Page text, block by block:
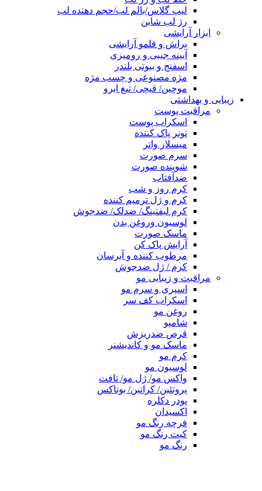
لیپ گلاس/بالم لب/حجم دهنده لب
رژ لب شاین
ابزار آرایشی
براش و قلمو آرایشی
آیینه جیبی و رومیزی
اسفنج و بیوتی بلندر
مژه مصنوعی و چسب مژه
موچین/ قیچی/ تیغ ابرو
زیبایی و بهداشتی
مراقبت پوست
اسکراب پوست
تونر پاک کننده
میسلار واتر
سرم صورت
شوینده صورت
ضدآفتاب
کرم روز و شب
کرم و ژل ترمیم کننده
کرم لیفتینگ/ ضدلک/ ضدجوش
لوسیون وروغن بدن
ماسک صورت
آرایش پاک کن
مرطوب کننده و آبرسان
کرم / ژل ضدجوش
مراقبت و زیبایی مو
اسپری و سرم مو
اسکراب کف سر
روغن مو
شامپو
قرص ضدریزش
ماسک مو و کاندیشنر
کرم مو
لوسیون مو
واکس مو/ ژل مو/ تافت
پروتئین/ کراتین/ بوتاکس
پودر دکلره
اکسیدان
فرچه رنگ مو
کیت رنگ مو
رنگ مو